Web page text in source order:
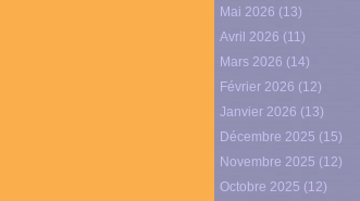
Mai 2026 (13)
Avril 2026 (11)
Mars 2026 (14)
Février 2026 (12)
Janvier 2026 (13)
Décembre 2025 (15)
Novembre 2025 (12)
Octobre 2025 (12)